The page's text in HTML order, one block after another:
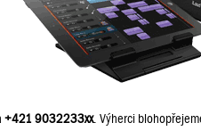
+421 9032233xx. Výherci